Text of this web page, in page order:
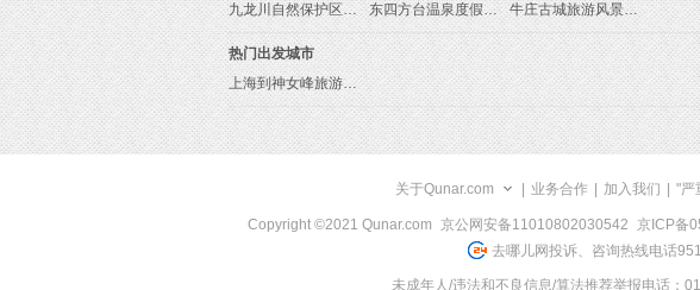
九龙川自然保护区旅游线路
东四方台温泉度假区旅游线路 牛庄古城旅游风景区旅游线路
热门出发城市
上海到神女峰旅游报价
关于Qunar.com 业务合作 加入我们 "严
Copyright ©2021 Qunar.com 京公网安备11010802030542 京ICP备
去哪儿网投诉、咨询热线电话
未成年人/违法和不良信息/算法推荐举报电话：